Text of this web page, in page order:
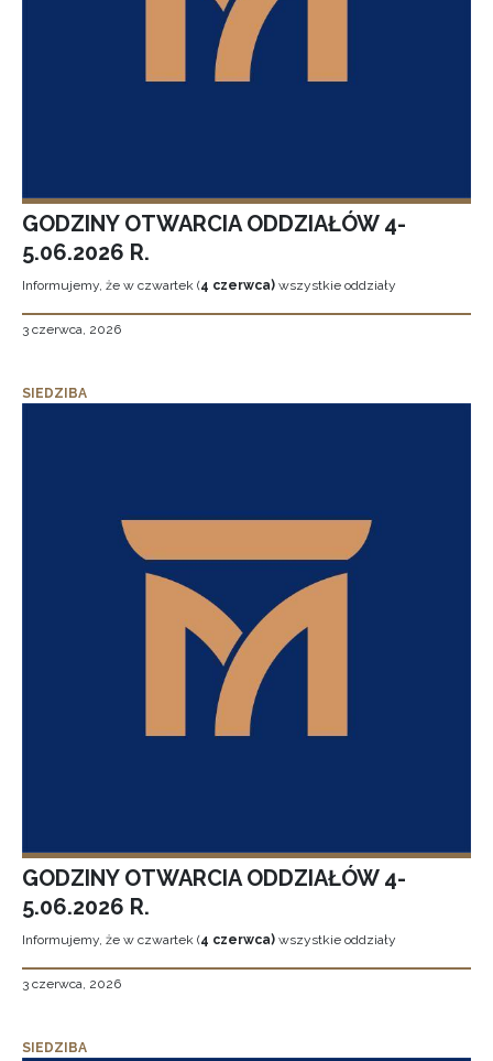
GODZINY OTWARCIA ODDZIAŁÓW 4-
5.06.2026 R.
Informujemy, że w czwartek (4 czerwca) wszystkie oddziały
3 czerwca, 2026
SIEDZIBA
GODZINY OTWARCIA ODDZIAŁÓW 4-
5.06.2026 R.
Informujemy, że w czwartek (4 czerwca) wszystkie oddziały
3 czerwca, 2026
SIEDZIBA